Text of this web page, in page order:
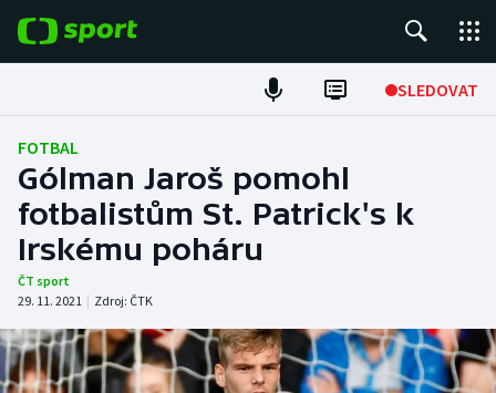
SLEDOVAT
Fotbal
Hokej
Tenis
Atletika
Cyklistika
FOTBAL
Gólman Jaroš pomohl
fotbalistům St. Patrick's k
Irskému poháru
ČT sport
29. 11. 2021 | Zdroj: ČTK